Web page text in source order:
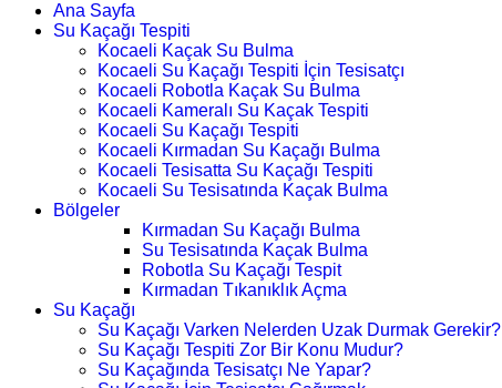
Ana Sayfa
Su Kaçağı Tespiti
Kocaeli Kaçak Su Bulma
Kocaeli Su Kaçağı Tespiti İçin Tesisatçı
Kocaeli Robotla Kaçak Su Bulma
Kocaeli Kameralı Su Kaçak Tespiti
Kocaeli Su Kaçağı Tespiti
Kocaeli Kırmadan Su Kaçağı Bulma
Kocaeli Tesisatta Su Kaçağı Tespiti
Kocaeli Su Tesisatında Kaçak Bulma
Bölgeler
Kırmadan Su Kaçağı Bulma
Su Tesisatında Kaçak Bulma
Robotla Su Kaçağı Tespit
Kırmadan Tıkanıklık Açma
Su Kaçağı
Su Kaçağı Varken Nelerden Uzak Durmak Gerekir?
Su Kaçağı Tespiti Zor Bir Konu Mudur?
Su Kaçağında Tesisatçı Ne Yapar?